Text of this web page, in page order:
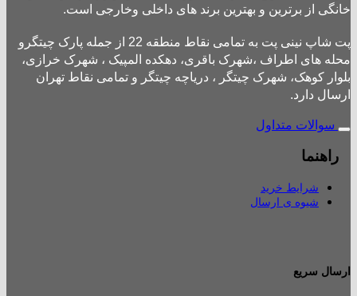
خانگی از برترین و بهترین برند های داخلی وخارجی است.
پت شاپ نینی پت به تمامی نقاط منطقه 22 از جمله پارک چیتگرو
محله های اطراف ،شهرک باقری، دهکده المپیک ، شهرک خرازی،
بلوار کوهک، شهرک چیتگر ، دریاچه چیتگر و تمامی نقاط تهران
ارسال دارد.
سوالات متداول
راهنما
شرایط خرید
شیوه ی ارسال
ارسال سریع